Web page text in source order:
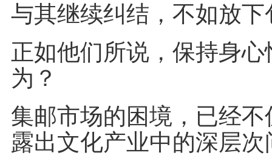
与其继续纠结，不如放
正如他们所说，保持身
为？
集邮市场的困境，已经
露出文化产业中的深层次